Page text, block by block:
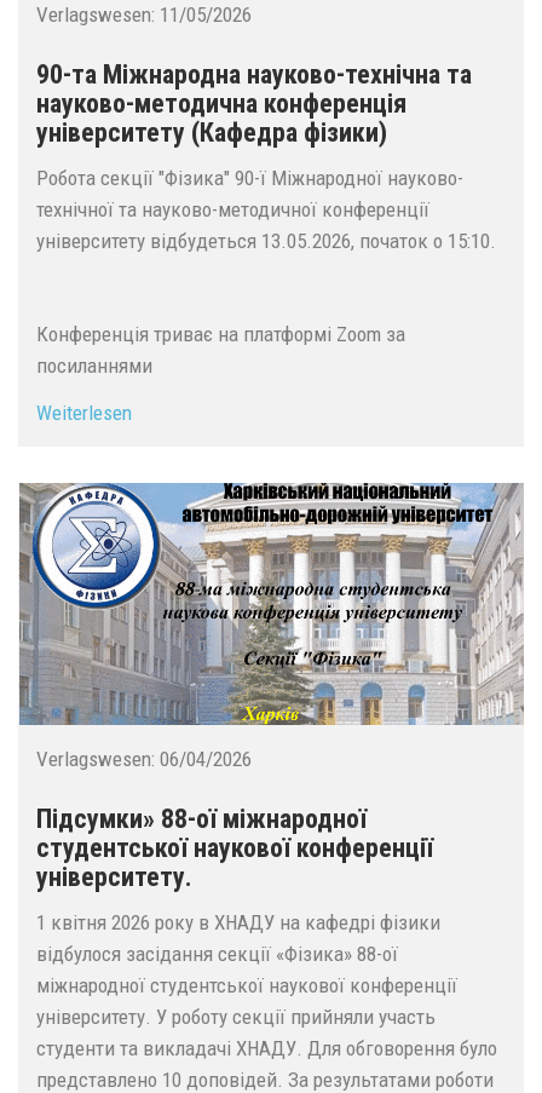
Verlagswesen: 11/05/2026
90-та Міжнародна науково-технічна та
науково-методична конференція
університету (Кафедра фізики)
Робота секції "Фізика" 90-ї Міжнародної науково-
технічної та науково-методичної конференції
університету відбудеться 13.05.2026, початок о 15:10.
Конференція триває на платформі Zoom за
посиланнями
Weiterlesen
Verlagswesen: 06/04/2026
Підсумки» 88-ої міжнародної
студентської наукової конференції
університету.
1 квітня 2026 року в ХНАДУ на кафедрі фізики
відбулося засідання секції «Фізика» 88-ої
міжнародної студентської наукової конференції
університету. У роботу секції прийняли участь
студенти та викладачі ХНАДУ. Для обговорення було
представлено 10 доповідей. За результатами роботи